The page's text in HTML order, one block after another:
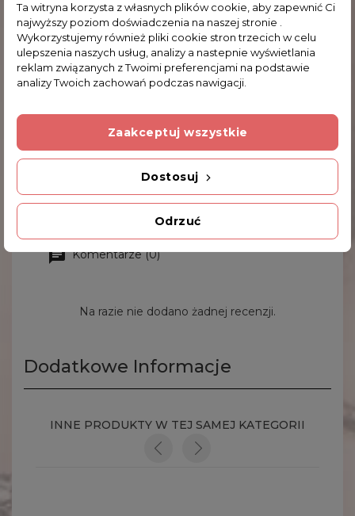
Wachlarz - Koty (CARMANI) 846-1060
22,12 zł
Komentarze (0)
Na razie nie dodano żadnej recenzji.
Dodatkowe Informacje
INNE PRODUKTY W TEJ SAMEJ KATEGORII
Ta witryna korzysta z własnych plików cookie, aby zapewnić Ci
najwyższy poziom doświadczenia na naszej stronie .
Wykorzystujemy również pliki cookie stron trzecich w celu
ulepszenia naszych usług, analizy a nastepnie wyświetlania
reklam związanych z Twoimi preferencjami na podstawie
analizy Twoich zachowań podczas nawigacji.
Odrzuć
Dostosuj
Zaakceptuj wszystkie